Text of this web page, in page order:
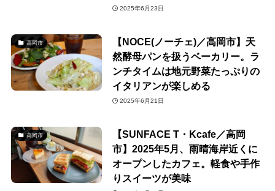
2025年6月23日
高岡市
【NOCE(ノーチェ)／高岡市】天
然酵母パンを扱うベーカリー。ラ
ンチタイムは地元野菜たっぷりの
イタリアンが楽しめる
2025年6月21日
高岡市
【SUNFACE T・Kcafe／高岡
市】2025年5月、雨晴海岸近くに
オープンしたカフェ。軽食や手作
りスイーツが美味